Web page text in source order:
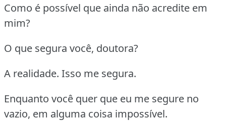
Como é possível que ainda não acredite em
mim?
O que segura você, doutora?
A realidade. Isso me segura.
Enquanto você quer que eu me segure no
vazio, em alguma coisa impossível.